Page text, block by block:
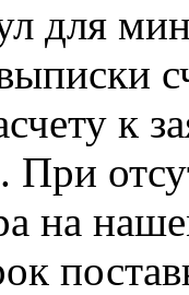
для
к
на